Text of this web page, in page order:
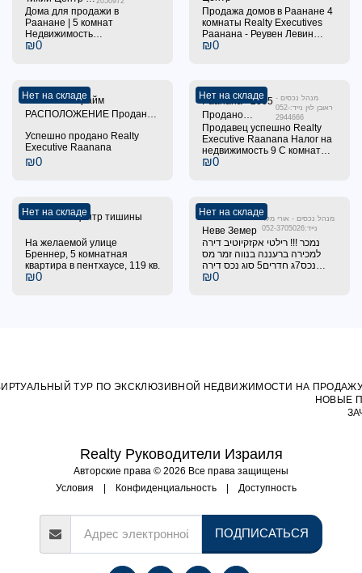
Продано !!!
Дома для продажи в
Раанане | 5 комнат
Недвижимость
Представительский Раанана
Квартира Статус Продажа
Район Раанана
₪0
Продажа домов в Раанане 4
комнаты Realty Executives
Раанана - Реувен Левин
Недвижимость 231108
₪0
Нет на складе
Раанана - Прайм
РАСПОЛОЖЕНИЕ Продано
Успешно продано Realty
Executive Raanana
₪0
Нет на складе
Раанана - 2005
Продано
успешно
מנהל נכסים -
ראובן לוין נייד:052-
2944666
Продавец успешно Realty
Executive Raanana Налог на
недвижимость 9 C комнаты 4
Тип имущества Квартира
₪0
Нет на складе
Раанана - Центр тишины
На желаемой улице
Бреннер, 5 комнатная
квартира в пентхаусе, 119 кв.
₪0
Нет на складе
Раанана -
Неве Земер
מנהל נכסים - אורי מלר
נייד:052-3705026
נמכר !!! רילטי אקזקיוטיב דירה
למכירה ברעננה בנווה זמר מס
נכס7ג חדרים5 סוג נכס דירה
סטטוס למכירה אזור רעננה
₪0
Realty Руководители Израиля
Авторские права © 2026 Все права защищены
Условия | Конфиденциальность | Доступность
ТУР ПО ЭКСКЛЮЗИВНОЙ НЕДВИЖИМОСТИ НА ПРОДАЖУ
НОВЫЕ
ПОДПИСАТЬСЯ